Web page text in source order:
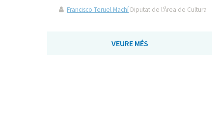
Francisco Teruel Machí Diputat de l'Àrea de Cultura
VEURE MÉS